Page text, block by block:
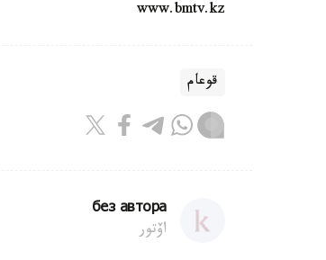
www.bmtv.kz
قوعام
без автора
اۆتور